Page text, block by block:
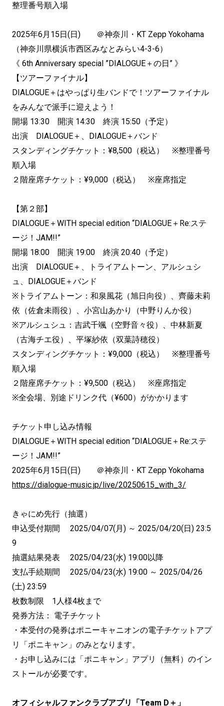
整理番号順入場
2025年6月15日(日) ＠神奈川・KT Zepp Yokohama
（神奈川県横浜市西区みなとみらい4-3-6）
《 6th Anniversary special ”DIALOGUE＋の日” 》
【ツアーファイナル】
DIALOGUE＋はやっぱり生バンドで！ツアーファイナル
をみんなで派手に迎えよう！
開場 13:30 開演 14:30 終演 15:50（予定）
出演 DIALOGUE＋、DIALOGUE＋バンド
スタンディングチケット：¥8,500（税込） ※整理番号
順入場
２階座席チケット：¥9,000（税込） ※座席指定
【第２部】
DIALOGUE＋WITH special edition “DIALOGUE＋Re:ステ
ージ！JAM!!”
開場 18:00 開演 19:00 終演 20:40（予定）
出演 DIALOGUE＋、トライアムトーン、アルシュシ
ュ、DIALOGUE＋バンド
※トライアムトーン：和泉風花（旭日向役）、齊藤未莉
依（佐倉未雨役）、小宮山あかり（中野りんか役）
※アルシュシュ：吉武千颯（空野音々役）、中林新夏
（古海チエ役）、平塚紗依（双葉詩穂役）
スタンディングチケット：¥9,000（税込） ※整理番号
順入場
２階座席チケット：¥9,500（税込） ※座席指定
※全会場、別途ドリンク代（¥600）がかかります
チケット申し込み情報
DIALOGUE＋WITH special edition “DIALOGUE＋Re:ステ
ージ！JAM!!”
2025年6月15日(日) ＠神奈川・KT Zepp Yokohama
https://dialogue-music.jp/live/20250615_with_3/
きゃにめ先行（抽選）
申込受付期間 2025/04/07(月) ～ 2025/04/20(日) 23:5
9
抽選結果発表 2025/04/23(水) 19:00以降
支払手続期間 2025/04/23(水) 19:00 ～ 2025/04/26
(土) 23:59
枚数制限 1人様4枚まで
発券方法： 電子チケット
・本受付の発券はポニーキャニオンの電子チケットアプ
リ「ポニキャン」のみとなります。
・お申し込みには「ポニキャン」アプリ（無料）のイン
ストールが必要です。
オフィシャルファンクラブアプリ「Team D＋」